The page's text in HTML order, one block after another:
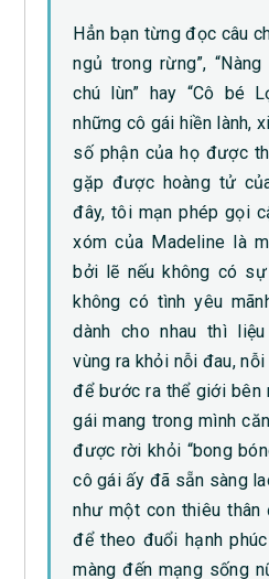
Hẳn bạn từng đọc câu
ngủ trong rừng”,
chú lùn” hay “Cô bé
những cô gái hiền lành,
số phận của họ được
gặp được hoàng tử
đây, tôi mạn phép gọi
xóm của Madeline là
bởi lẽ nếu không có
không có tình yêu
dành cho nhau thì
vùng ra khỏi nỗi đau,
để bước ra thể giới bên
gái mang trong mình
được rời khỏi “bong
cô gái ấy đã sẵn sàng
như một con thiêu thân
để theo đuổi hạnh
màng đến mạng sống